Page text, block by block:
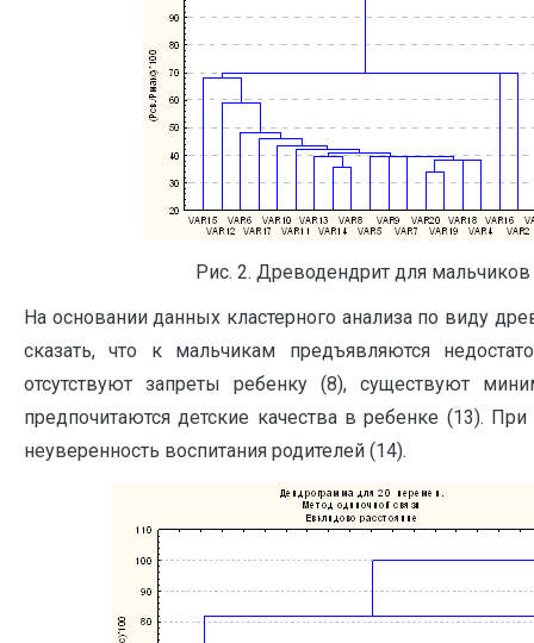
Рис. 2. Древодендрит для мальчиков
На основании данных кластерного анализа по виду
сказать, что к мальчикам предъявляются
отсутствуют запреты ребенку (8), существуют
предпочитаются детские качества в ребенке (13).
неуверенность воспитания родителей (14).